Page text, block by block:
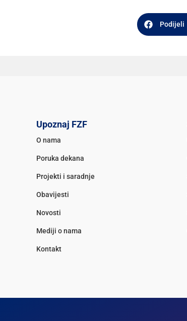
Podijeli
Upoznaj FZF
O nama
Poruka dekana
Projekti i saradnje
Obavijesti
Novosti
Mediji o nama
Kontakt